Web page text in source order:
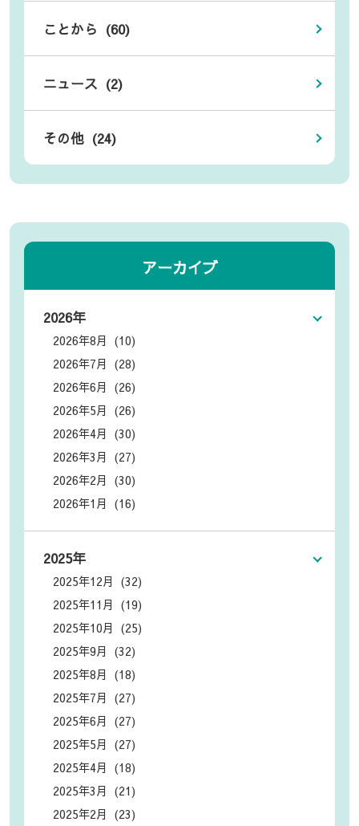
ことから (60)
ニュース (2)
その他 (24)
アーカイブ
2026年
2026年8月 (10)
2026年7月 (28)
2026年6月 (26)
2026年5月 (26)
2026年4月 (30)
2026年3月 (27)
2026年2月 (30)
2026年1月 (16)
2025年
2025年12月 (32)
2025年11月 (19)
2025年10月 (25)
2025年9月 (32)
2025年8月 (18)
2025年7月 (27)
2025年6月 (27)
2025年5月 (27)
2025年4月 (18)
2025年3月 (21)
2025年2月 (23)